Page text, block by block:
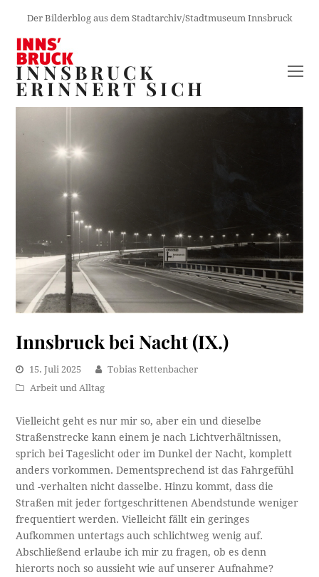
Der Bilderblog aus dem Stadtarchiv/Stadtmuseum Innsbruck
INNSBRUCK
ERINNERT SICH
Innsbruck bei Nacht (IX.)
15. Juli 2025
Tobias Rettenbacher
Arbeit und Alltag
Vielleicht geht es nur mir so, aber ein und dieselbe
Straßenstrecke kann einem je nach Lichtverhältnissen,
sprich bei Tageslicht oder im Dunkel der Nacht, komplett
anders vorkommen. Dementsprechend ist das Fahrgefühl
und -verhalten nicht dasselbe. Hinzu kommt, dass die
Straßen mit jeder fortgeschrittenen Abendstunde weniger
frequentiert werden. Vielleicht fällt ein geringes
Aufkommen untertags auch schlichtweg wenig auf.
Abschließend erlaube ich mir zu fragen, ob es denn
hierorts noch so aussieht wie auf unserer Aufnahme?